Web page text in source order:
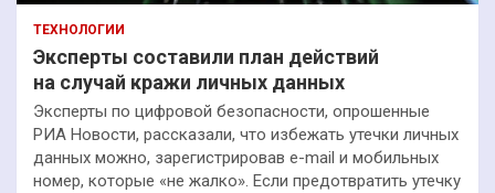
ТЕХНОЛОГИИ
Эксперты составили план действий
на случай кражи личных данных
Эксперты по цифровой безопасности, опрошенные
РИА Новости, рассказали, что избежать утечки личных
данных можно, зарегистрировав e-mail и мобильных
номер, которые «не жалко». Если предотвратить утечку